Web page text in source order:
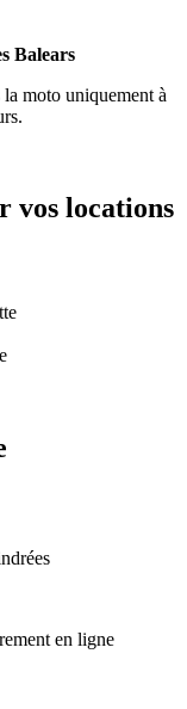
Balears
moto uniquement à
vos locations
en ligne